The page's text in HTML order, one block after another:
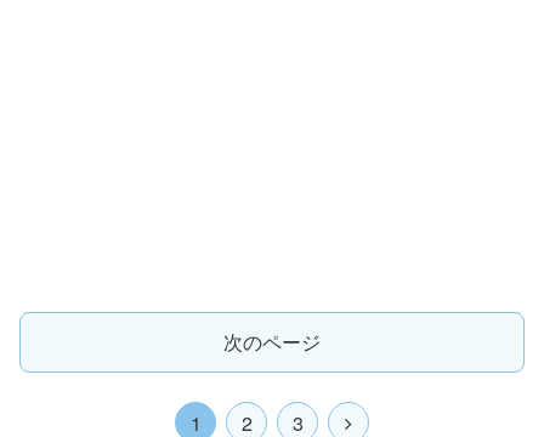
次のページ
1 2 3